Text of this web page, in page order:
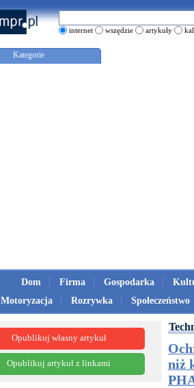
internet wszędzie artykuły
Kategorie
Dom Firma Gospodarka
Motoryzacja
Rozrywka Społeczeństwo
niż
Opublikuj własny artykuł
Opublikuj artykuł z linkami